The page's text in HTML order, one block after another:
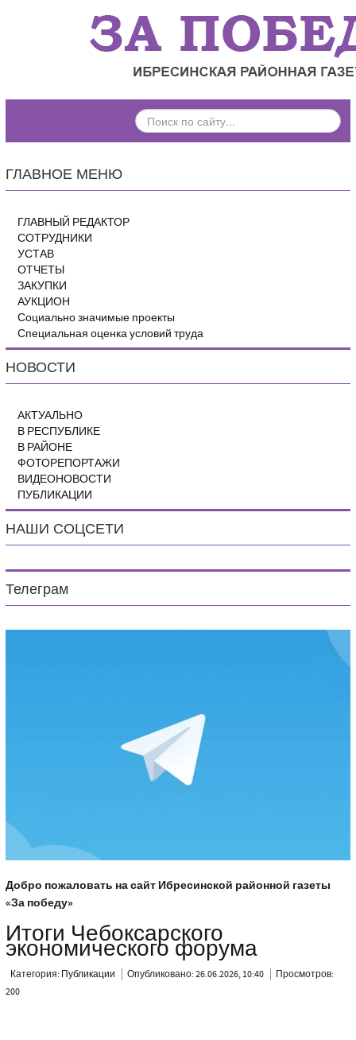
ПОИСК
ПО
ГЛАВНОЕ МЕНЮ
ГЛАВНЫЙ РЕДАКТОР
СОТРУДНИКИ
УСТАВ
ОТЧЕТЫ
ЗАКУПКИ
АУКЦИОН
Социально значимые проекты
Специальная оценка условий труда
НОВОСТИ
АКТУАЛЬНО
В РЕСПУБЛИКЕ
В РАЙОНЕ
ФОТОРЕПОРТАЖИ
ВИДЕОНОВОСТИ
ПУБЛИКАЦИИ
НАШИ СОЦСЕТИ
Телеграм
Добро пожаловать на сайт Ибресинской районной газеты
«За победу»
Итоги Чебоксарского
экономического форума
Категория: Публикации Опубликовано: 26.06.2026, 10:40
Просмотров:
200